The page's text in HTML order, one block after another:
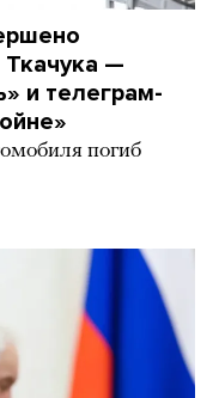
—
и телеграм-
погиб